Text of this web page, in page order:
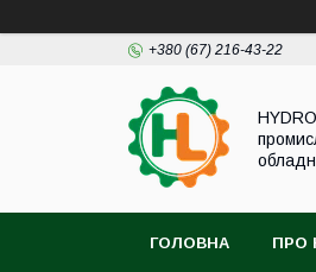
+380 (67) 216-43-22
ГОЛОВНА ПРО